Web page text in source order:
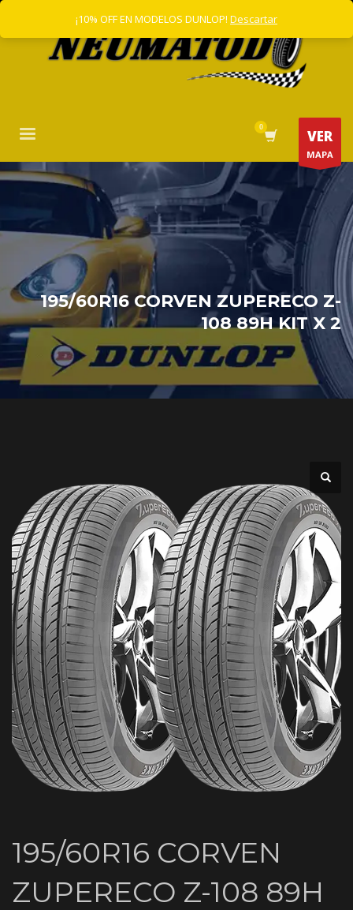
VER
MAPA
195/60R16 CORVEN ZUPERECO Z-
108 89H KIT X 2
195/60R16 CORVEN
ZUPERECO Z-108 89H
¡10% OFF EN MODELOS DUNLOP! Descartar